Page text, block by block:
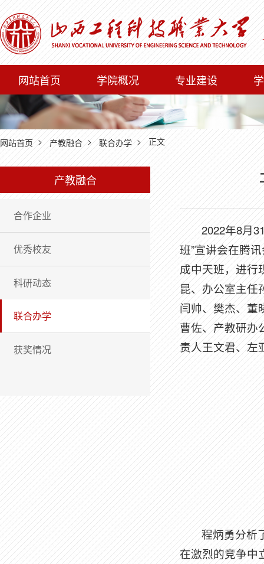
网站首页 学院概况 专业建设
网站首页 > 产教融合 > 联合办学 > 正文
产教融合
合作企业
优秀校友
科研动态
联合办学
获奖情况
2022年8月
班”宣讲会在腾
成中天班，进行
昆、办公室主任
闫帅、樊杰、董
曹佐、产教研办
责人王文君、左
程炳勇分析
在激烈的竞争中